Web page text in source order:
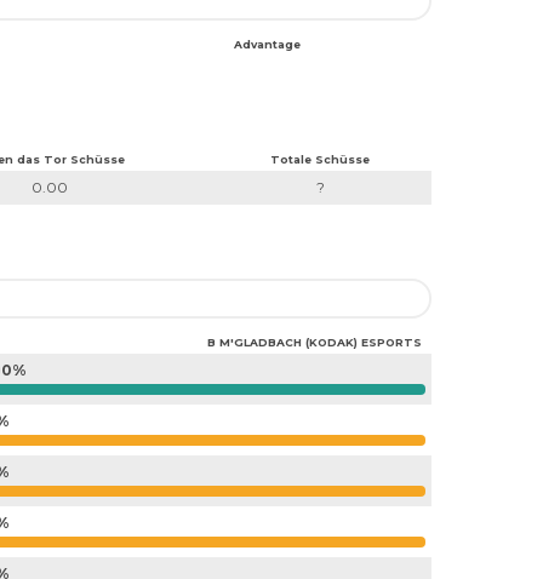
Advantage
das Tor Schüsse Totale Schüsse
0.00 ?
B M'GLADBACH (KODAK) ESPORTS